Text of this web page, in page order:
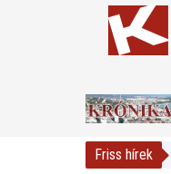
Friss hírek
Magyar Nemzeti Galéria